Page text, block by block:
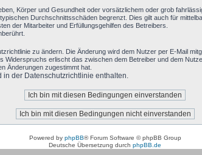
Körper und Gesundheit oder vorsätzlichem oder grob
Durchschnittsschäden begrenzt. Dies gilt auch für
der Mitarbeiter und Erfüllungsgehilfen des Betreibers.
zu ändern. Die Änderung wird dem Nutzer per E-Mail
erlischt das zwischen dem Betreiber und dem
Änderungen zugestimmt hat.
der Datenschutzrichtlinie enthalten.
Powered by phpBB® Forum Software © phpBB Group
Deutsche Übersetzung durchphpBB.de